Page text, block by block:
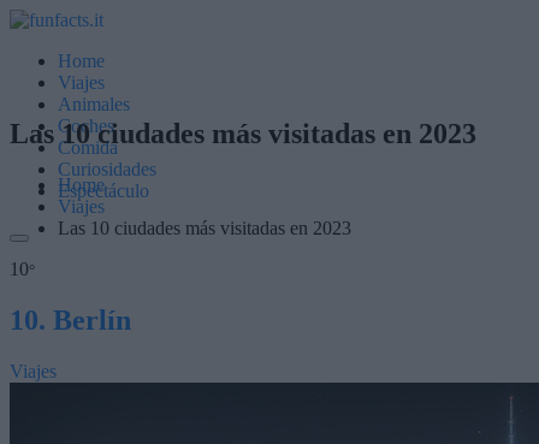
Home
Viajes
Animales
Coches
Comida
Curiosidades
Espectáculo
Las 10 ciudades más visitadas en 2023
Home
Viajes
Las 10 ciudades más visitadas en 2023
10°
10. Berlín
Viajes